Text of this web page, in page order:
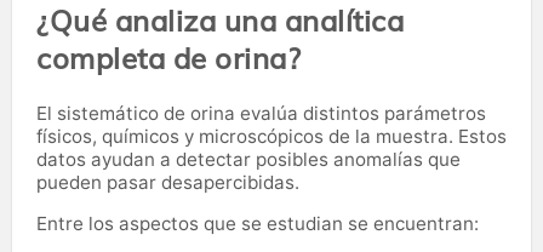
¿Qué analiza una analítica
completa de orina?
El sistemático de orina evalúa distintos parámetros
físicos, químicos y microscópicos de la muestra. Estos
datos ayudan a detectar posibles anomalías que
pueden pasar desapercibidas.
Entre los aspectos que se estudian se encuentran: